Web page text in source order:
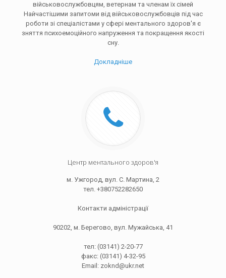
військовослужбовцям, ветернам та членам їх сімей
Найчастішими запитоми від військовослужбовців під час
роботи зі спеціалістами у сфері ментального здоров'я є
зняття психоемоційного напруження та покращення якості
сну.
Докладніше
Центр ментального здоров'я
м. Ужгород, вул. С. Мартина, 2
тел. +380752282650
Контакти адміністрації
90202, м. Берегово, вул. Мужайська, 41
тел: (03141) 2-20-77
факс: (03141) 4-32-95
Email: zoknd@ukr.net